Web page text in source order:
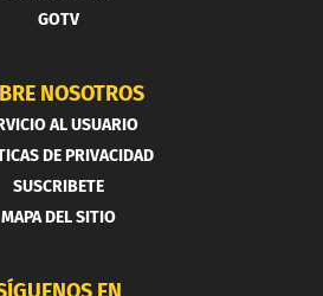
GOTV
NOSOTROS
AL USUARIO
DE PRIVACIDAD
SUSCRIBETE
MAPA DEL SITIO
EN